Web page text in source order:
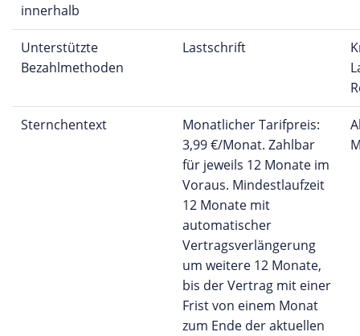
innerhalb
Unterstützte
Bezahlmethoden
Lastschrift
Sternchentext
Monatlicher Tarifpreis:
3,99 €/Monat. Zahlbar
für jeweils 12 Monate im
Voraus. Mindestlaufzeit
12 Monate mit
automatischer
Vertragsverlängerung
um weitere 12 Monate,
bis der Vertrag mit einer
Frist von einem Monat
zum Ende der aktuellen